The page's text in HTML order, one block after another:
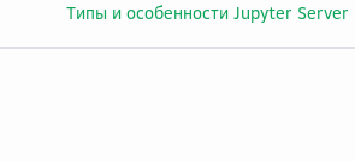
Типы и особенности Jupyter Server